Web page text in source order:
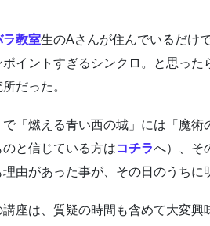
ラ教室生のAさんが住んでいるだけで
イントすぎるシンクロ。と思った
だった。
で「燃える青い西の城」には「魔
と信じている方はコチラへ）、そ
由があった事が、その日のうちに
講座は、質疑の時間も含めて大変